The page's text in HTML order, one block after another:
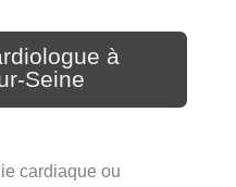
à
Seine
cardiaque ou